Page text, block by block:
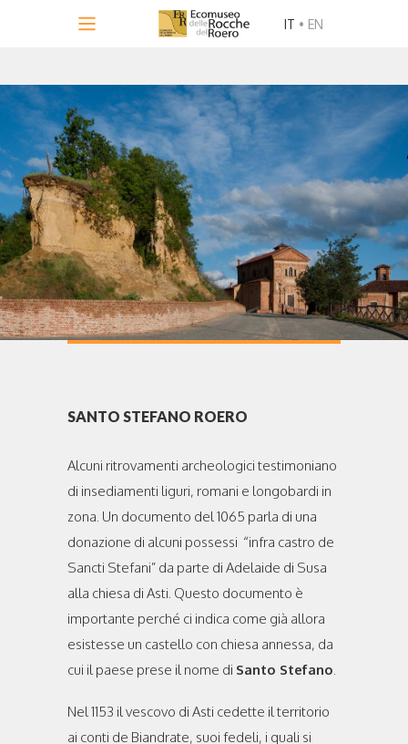
IT • EN
SANTO STEFANO ROERO
Alcuni ritrovamenti archeologici testimoniano
di insediamenti liguri, romani e longobardi in
zona. Un documento del 1065 parla di una
donazione di alcuni possessi “infra castro de
Sancti Stefani” da parte di Adelaide di Susa
alla chiesa di Asti. Questo documento è
importante perché ci indica come già allora
esistesse un castello con chiesa annessa, da
cui il paese prese il nome di Santo Stefano.
Nel 1153 il vescovo di Asti cedette il territorio
ai conti de Biandrate, suoi fedeli, i quali si